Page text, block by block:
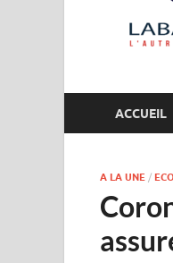
ACCUEIL
A LA UNE /